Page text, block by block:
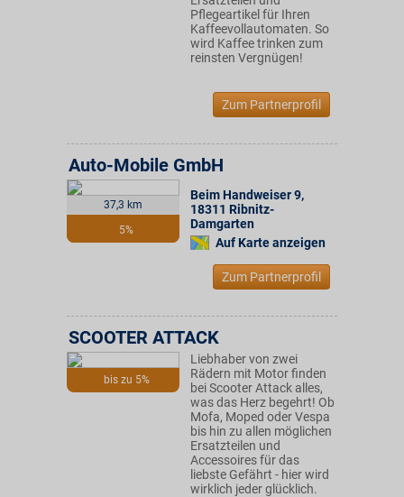
Pflegeartikel für Ihren
Kaffeevollautomaten. So
wird Kaffee trinken zum
reinsten Vergnügen!
Zum Partnerprofil
37,3 km
5%
Auto-Mobile GmbH
Beim Handweiser 9,
18311 Ribnitz-
Damgarten
Auf Karte anzeigen
Zum Partnerprofil
bis zu 5%
SCOOTER ATTACK
Liebhaber von zwei
Rädern mit Motor finden
bei Scooter Attack alles,
was das Herz begehrt! Ob
Mofa, Moped oder Vespa
bis hin zu allen möglichen
Ersatzteilen und
Accessoires für das
liebste Gefährt - hier wird
wirklich jeder glücklich.